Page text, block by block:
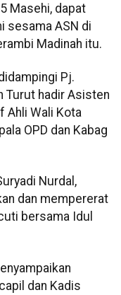
Masehi, dapat
sesama ASN di
Madinah itu.
Pj.
Turut hadir Asisten
Ahli Wali Kota
OPD dan Kabag
Nurdal,
dan mempererat
bersama Idul
dan Kadis